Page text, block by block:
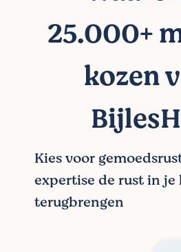
25.000+
kozen
Kies voor
expertise de rust in je
terugbrengen